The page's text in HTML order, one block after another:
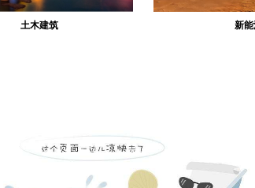
生物医疗
土木建筑
新